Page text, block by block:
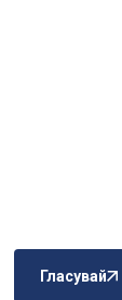
Гласувай